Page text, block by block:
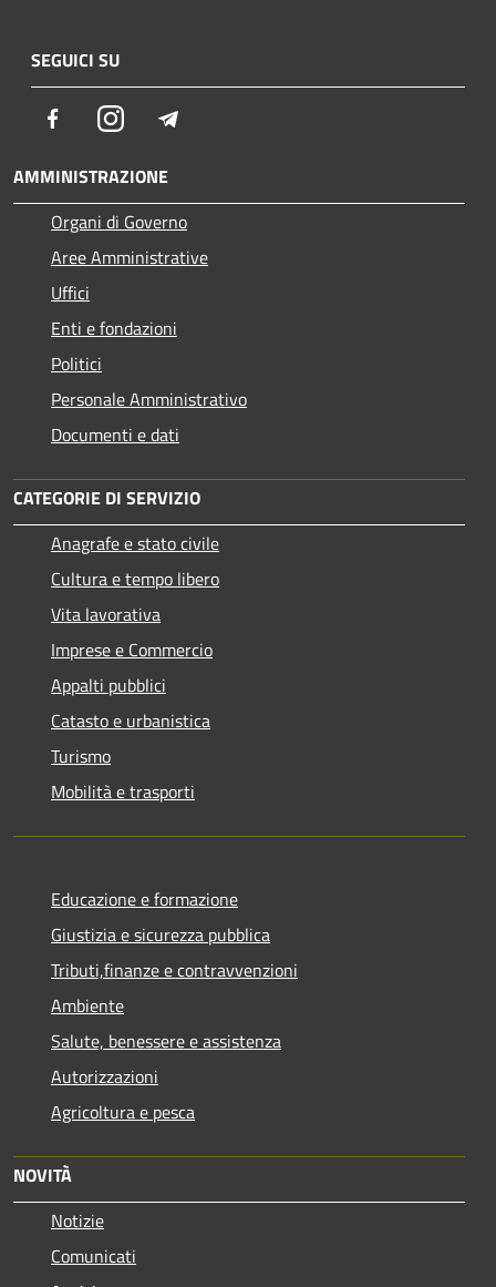
SEGUICI SU
FacebookInstagram
AMMINISTRAZIONE
Organi di Governo
Aree Amministrative
Uffici
Enti e fondazioni
Politici
Personale Amministrativo
Documenti e dati
CATEGORIE DI SERVIZIO
Anagrafe e stato civile
Cultura e tempo libero
Vita lavorativa
Imprese e Commercio
Appalti pubblici
Catasto e urbanistica
Turismo
Mobilità e trasporti
Educazione e formazione
Giustizia e sicurezza pubblica
Tributi,finanze e contravvenzioni
Ambiente
Salute, benessere e assistenza
Autorizzazioni
Agricoltura e pesca
NOVITÀ
Notizie
Comunicati